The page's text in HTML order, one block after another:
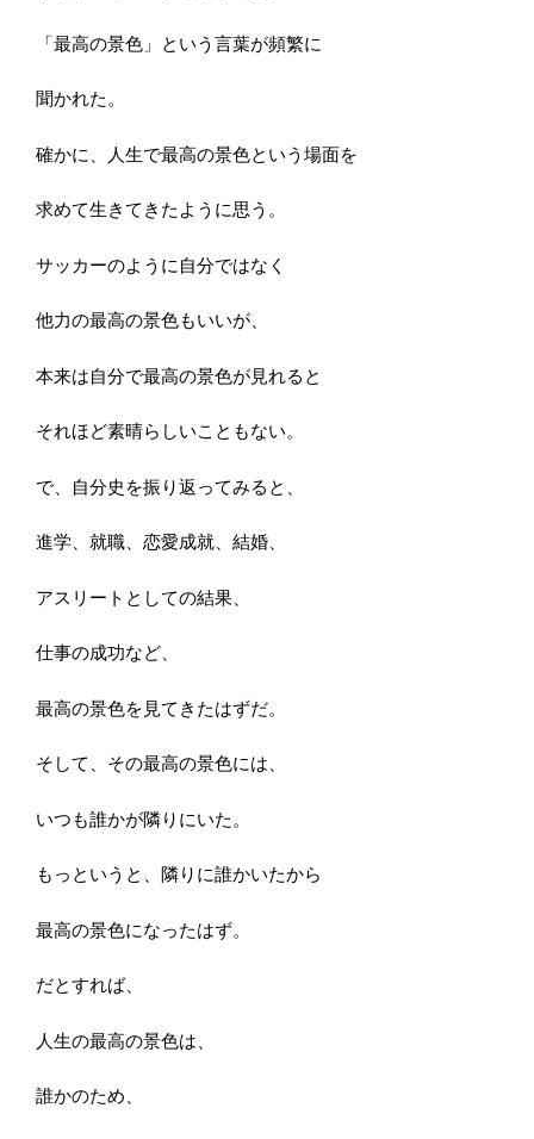
「最高の景色」という言葉が頻繁に
聞かれた。
確かに、人生で最高の景色という場面を
求めて生きてきたように思う。
サッカーのように自分ではなく
他力の最高の景色もいいが、
本来は自分で最高の景色が見れると
それほど素晴らしいこともない。
で、自分史を振り返ってみると、
進学、就職、恋愛成就、結婚、
アスリートとしての結果、
仕事の成功など、
最高の景色を見てきたはずだ。
そして、その最高の景色には、
いつも誰かが隣りにいた。
もっというと、隣りに誰かいたから
最高の景色になったはず。
だとすれば、
人生の最高の景色は、
誰かのため、